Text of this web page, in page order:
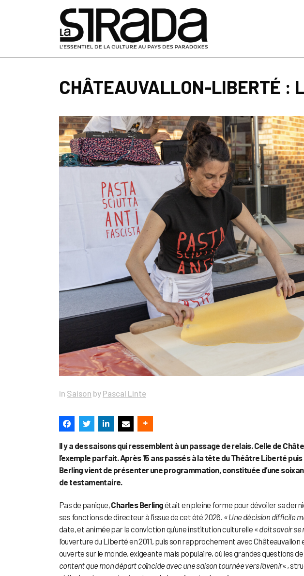
CHÂTEAUVALLON-LIBERTÉ :
in Saison by Pascal Linte
Il y a des saisons qui ressemblent à un passage de relais. Celle de
l’exemple parfait. Après 15 ans passés à la tête du Théâtre Liberté
Berling vient de présenter une programmation, constituée d’une
de testamentaire.
Pas de panique,Charles Berlingétait en pleine forme pour dévoiler sa
ses fonctions de directeur à l’issue de cet été 2026. «Une décision difficile
date, et animée par la conviction qu’une institution culturelle «doit savoir
l’ouverture du Liberté en 2011, puis son rapprochement avec Châteauvallon
ouverte sur le monde, exigeante mais populaire, où les grandes questions
content que mon départ coïncide avec une saison tournée vers l’avenir« ,